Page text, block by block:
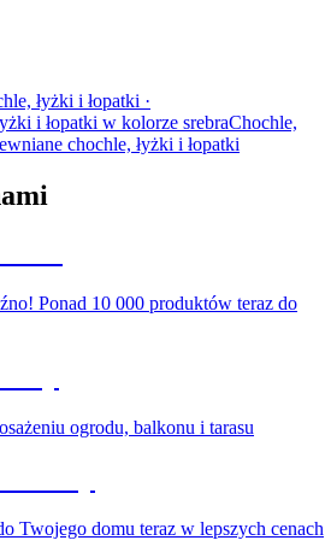
łyżki i łopatki ·
i łopatki w kolorze srebraChochle,
chochle, łyżki i łopatki
Ponad 10 000 produktów teraz do
ogrodu, balkonu i tarasu
Twojego domu teraz w lepszych cenach